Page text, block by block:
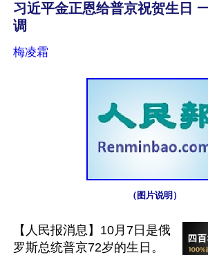
习近平金正恩给普京祝贺生日
调
梅凌霜
（图片说明）
【人民报消息】10月7日是俄
罗斯总统普京72岁的生日。